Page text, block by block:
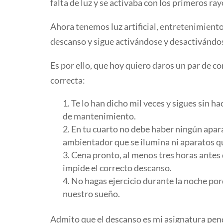
falta de luz y se activaba con los primeros
Ahora tenemos luz artificial, entretenimiento
descanso y sigue activándose y
Es por ello, que hoy quiero daros un par de
correcta:
Te lo han dicho mil veces y sigues sin
de mantenimiento.
En tu cuarto no debe haber ningún
ambientador que se ilumina ni aparatos
Cena pronto, al menos tres horas
impide el correcto descanso.
No hagas ejercicio durante la noche
nuestro sueño.
Admito que el descanso es mi asignatura